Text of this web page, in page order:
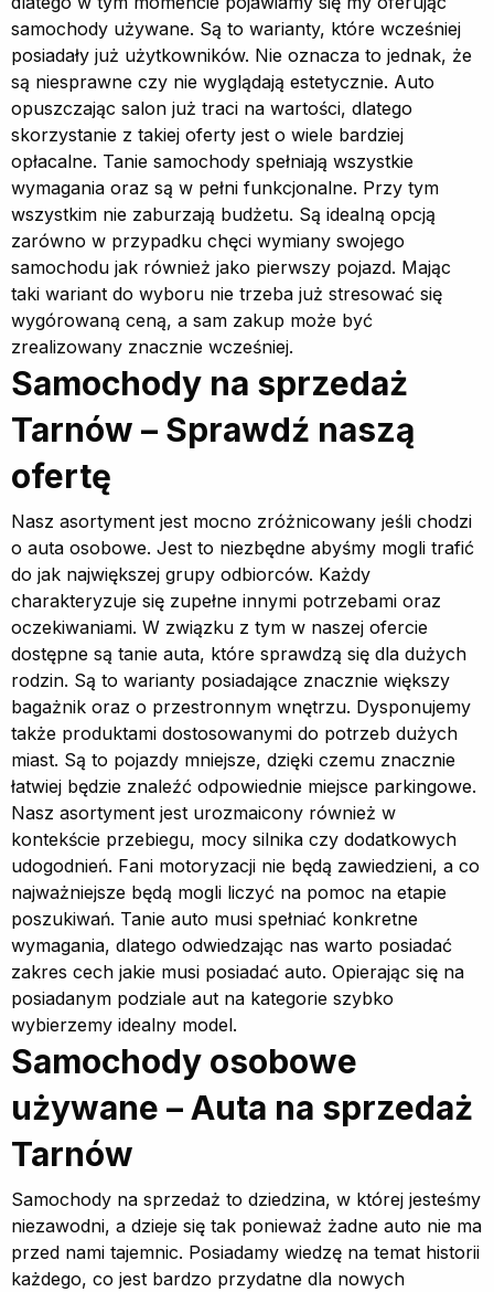
samochody używane. Są to warianty, które wcześniej
posiadały już użytkowników. Nie oznacza to jednak, że
są niesprawne czy nie wyglądają estetycznie. Auto
opuszczając salon już traci na wartości, dlatego
skorzystanie z takiej oferty jest o wiele bardziej
opłacalne. Tanie samochody spełniają wszystkie
wymagania oraz są w pełni funkcjonalne. Przy tym
wszystkim nie zaburzają budżetu. Są idealną opcją
zarówno w przypadku chęci wymiany swojego
samochodu jak również jako pierwszy pojazd. Mając
taki wariant do wyboru nie trzeba już stresować się
wygórowaną ceną, a sam zakup może być
zrealizowany znacznie wcześniej.
Samochody na sprzedaż
Tarnów – Sprawdź naszą
ofertę
Nasz asortyment jest mocno zróżnicowany jeśli chodzi
o auta osobowe. Jest to niezbędne abyśmy mogli trafić
do jak największej grupy odbiorców. Każdy
charakteryzuje się zupełne innymi potrzebami oraz
oczekiwaniami. W związku z tym w naszej ofercie
dostępne są tanie auta, które sprawdzą się dla dużych
rodzin. Są to warianty posiadające znacznie większy
bagażnik oraz o przestronnym wnętrzu. Dysponujemy
także produktami dostosowanymi do potrzeb dużych
miast. Są to pojazdy mniejsze, dzięki czemu znacznie
łatwiej będzie znaleźć odpowiednie miejsce parkingowe.
Nasz asortyment jest urozmaicony również w
kontekście przebiegu, mocy silnika czy dodatkowych
udogodnień. Fani motoryzacji nie będą zawiedzieni, a co
najważniejsze będą mogli liczyć na pomoc na etapie
poszukiwań. Tanie auto musi spełniać konkretne
wymagania, dlatego odwiedzając nas warto posiadać
zakres cech jakie musi posiadać auto. Opierając się na
posiadanym podziale aut na kategorie szybko
wybierzemy idealny model.
Samochody osobowe
używane – Auta na sprzedaż
Tarnów
Samochody na sprzedaż to dziedzina, w której jesteśmy
niezawodni, a dzieje się tak ponieważ żadne auto nie ma
przed nami tajemnic. Posiadamy wiedzę na temat historii
każdego, co jest bardzo przydatne dla nowych